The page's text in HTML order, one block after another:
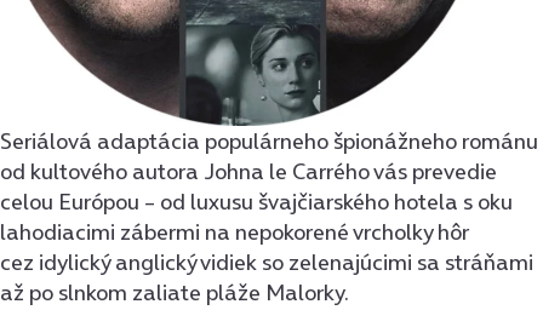
Seriálová adaptácia populárneho špionážneho románu
od kultového autora Johna le Carrého vás prevedie
celou Európou – od luxusu švajčiarského hotela s oku
lahodiacimi zábermi na nepokorené vrcholky hôr
cez idylický anglický vidiek so zelenajúcimi sa stráňami
až po slnkom zaliate pláže Malorky.